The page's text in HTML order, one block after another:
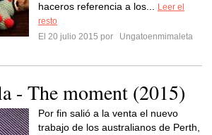
haceros referencia a los...
Leer el
resto
El 20 julio 2015 por
Ungatoenmimaleta
- The moment (2015)
Por fin salió a la venta el nuevo
trabajo de los australianos de Perth,